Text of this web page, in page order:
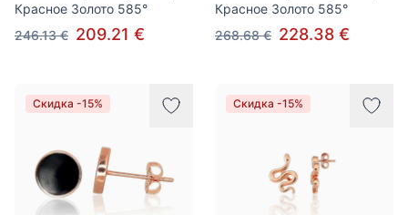
Красное Золото 585°
246.13 € 209.21 €
Красное Золото 585°
268.68 € 228.38 €
Скидка -15% Скидка -15%